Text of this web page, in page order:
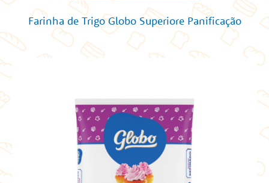
Farinha de Trigo Globo Superiore Panificação